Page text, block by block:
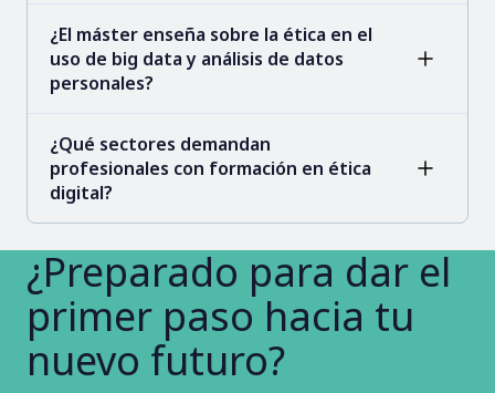
¿El máster enseña sobre la ética en el
uso de big data y análisis de datos
personales?
¿Qué sectores demandan
profesionales con formación en ética
digital?
¿Preparado para dar el
primer paso hacia tu
nuevo futuro?